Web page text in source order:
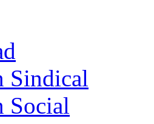
Sindical
Social